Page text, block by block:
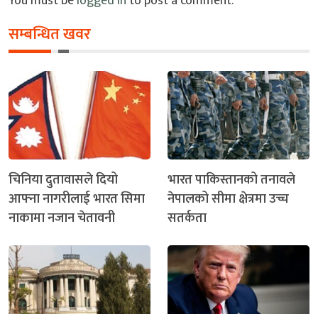
सम्बन्धित खवर
चिनिया दुतावासले दियो
आफ्ना नागरीलाई भारत सिमा
नाकामा नजान चेतावनी
भारत पाकिस्तानको तनावले
नेपालको सीमा क्षेत्रमा उच्च
सतर्कता